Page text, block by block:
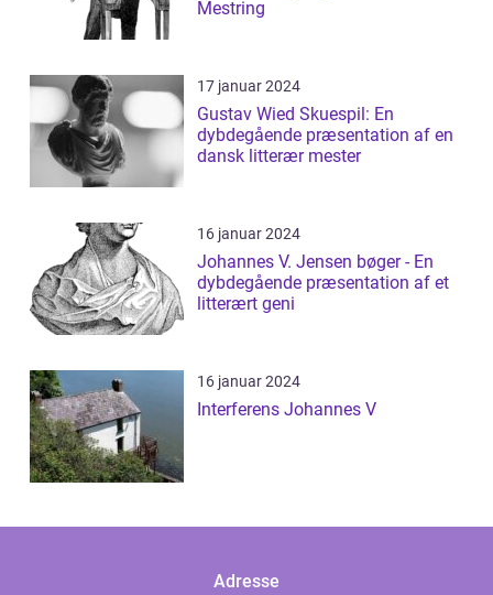
Mestring
17 januar 2024
Gustav Wied Skuespil: En
dybdegående præsentation af en
dansk litterær mester
16 januar 2024
Johannes V. Jensen bøger - En
dybdegående præsentation af et
litterært geni
16 januar 2024
Interferens Johannes V
Adresse